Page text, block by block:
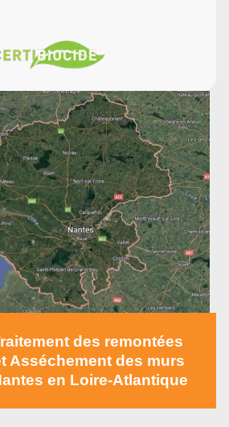
des remontées
Asséchement des murs
en Loire-Atlantique